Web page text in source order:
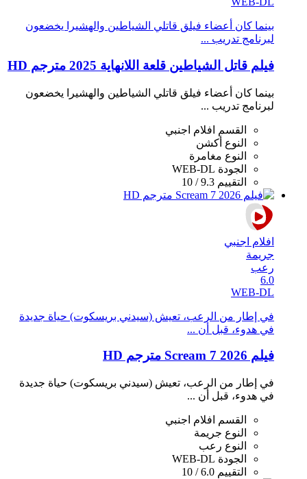
بينما كان أعضاء فيلق قاتلي الشياطين والهشيرا يخضعون
لبرنامج تدريب ...
فيلم قاتل الشياطين قلعة اللانهاية 2025 مترجم HD
بينما كان أعضاء فيلق قاتلي الشياطين والهشيرا يخضعون
لبرنامج تدريب ...
القسم
افلام اجنبي
النوع أكشن
النوع مغامرة
الجودة WEB-DL
التقييم 9.3 / 10
افلام اجنبي
جريمة
رعب
6.0
WEB-DL
في إطار من الرعب، تعيش (سيدني بريسكوت) حياة جديدة
في هدوء، قبل أن ...
فيلم Scream 7 2026 مترجم HD
في إطار من الرعب، تعيش (سيدني بريسكوت) حياة جديدة
في هدوء، قبل أن ...
القسم
افلام اجنبي
النوع جريمة
النوع رعب
الجودة WEB-DL
التقييم 6.0 / 10